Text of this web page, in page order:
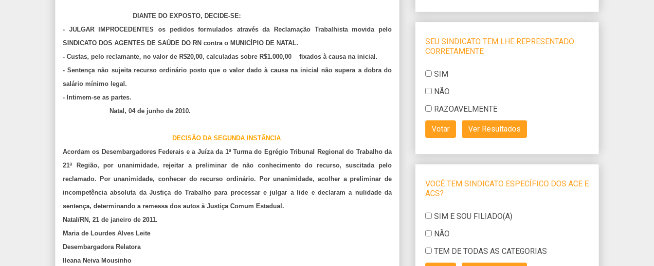
DIANTE DO EXPOSTO, DECIDE-SE:
- JULGAR IMPROCEDENTES os pedidos formulados através da Reclamação Trabalhista movida pelo
SINDICATO DOS AGENTES DE SAÚDE DO RN contra o MUNICÍPIO DE NATAL.
- Custas, pelo reclamante, no valor de R$20,00, calculadas sobre R$1.000,00 fixados à causa na inicial.
- Sentença não sujeita recurso ordinário posto que o valor dado à causa na inicial não supera a dobra do
salário mínimo legal.
- Intimem-se as partes.
Natal, 04 de junho de 2010.
DECISÃO DA SEGUNDA INSTÃNCIA
Acordam os Desembargadores Federais e a Juíza da 1ª Turma do Egrégio Tribunal Regional do Trabalho da
21ª Região, por unanimidade, rejeitar a preliminar de não conhecimento do recurso, suscitada pelo
reclamado. Por unanimidade, conhecer do recurso ordinário. Por unanimidade, acolher a preliminar de
incompetência absoluta da Justiça do Trabalho para processar e julgar a lide e declaram a nulidade da
sentença, determinando a remessa dos autos à Justiça Comum Estadual.
Natal/RN, 21 de janeiro de 2011.
Maria de Lourdes Alves Leite
Desembargadora Relatora
Ileana Neiva Mousinho